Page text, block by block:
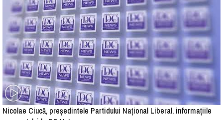
Nicolae Ciucă, președintele Partidului Național Liberal, informațiile